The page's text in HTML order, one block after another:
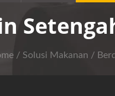
/ Solusi Makanan /